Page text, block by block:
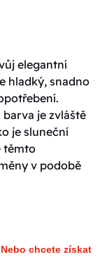
elegantní
hladký, snadno
je zvláště
je sluneční
těmto
v podobě
chcete získat